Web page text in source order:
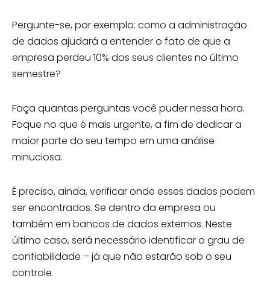
Pergunte-se, por exemplo: como a administração
de dados ajudará a entender o fato de que a
empresa perdeu 10% dos seus clientes no último
semestre?
Faça quantas perguntas você puder nessa hora.
Foque no que é mais urgente, a fim de dedicar a
maior parte do seu tempo em uma análise
minuciosa.
É preciso, ainda, verificar onde esses dados podem
ser encontrados. Se dentro da empresa ou
também em bancos de dados externos. Neste
último caso, será necessário identificar o grau de
confiabilidade – já que não estarão sob o seu
controle.